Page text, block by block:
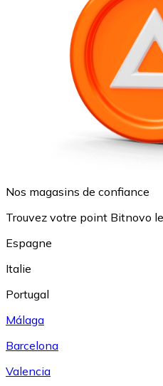
Nos magasins de confiance
Trouvez votre point Bitnovo
Espagne
Italie
Portugal
Málaga
Barcelona
Valencia